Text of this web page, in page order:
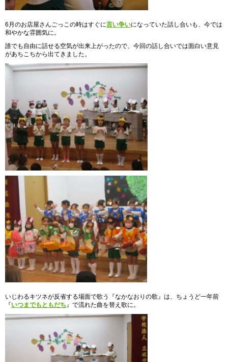
6月のお店屋さんごっこの時はすぐに言い争いになっていた話し合いも、今では
和やかな雰囲気に。
誰でも自由に話せる空気が出来上がったので、今回の話し合いでは面白い意見
があちこちから出てきました。
いじわるキツネが反省する場面で歌う『なかなおりの歌』は、ちょうど一年前
『いつまでもともだち 』で流れた曲を替え歌に。